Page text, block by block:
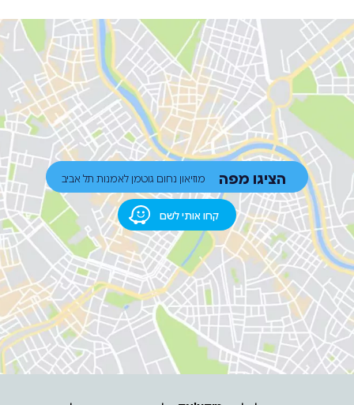
קחו אותי לשם
הציגו מפה מוזיאון נחום גוטמן לאמנות תל אביב